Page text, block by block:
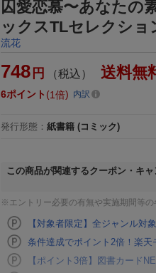
囚愛恋慕〜あなた
ックスTLセレクショ
流花
748 円 （税込） 送料無
6ポイント 1倍 内訳
発行形態 ： 紙書籍 (コミック)
この商品が関連するクーポン・キ
※エントリー必要の有無や実施期間等の
【対象者限定】全ジャンル
条件達成でポイント2倍！楽
【ポイント3倍】図書カード